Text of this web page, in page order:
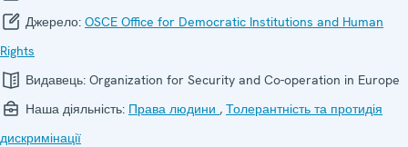
Джерело: OSCE Office for Democratic Institutions and Human
Rights
Видавець: Organization for Security and Co-operation in Europe
Наша діяльність: Права людини , Толерантність та протидія
дискримінації